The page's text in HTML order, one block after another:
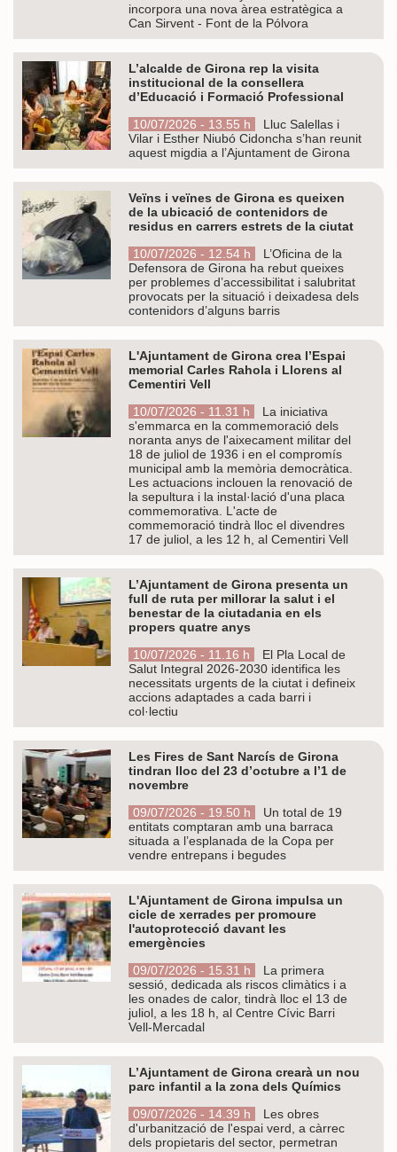
incorpora una nova àrea estratègica a
Can Sirvent - Font de la Pólvora
L’alcalde de Girona rep la visita
institucional de la consellera
d’Educació i Formació Professional
10/07/2026 - 13.55 h
Lluc Salellas i
Vilar i Esther Niubó Cidoncha s’han reunit
aquest migdia a l’Ajuntament de Girona
Veïns i veïnes de Girona es queixen
de la ubicació de contenidors de
residus en carrers estrets de la ciutat
10/07/2026 - 12.54 h
L’Oficina de la
Defensora de Girona ha rebut queixes
per problemes d’accessibilitat i salubritat
provocats per la situació i deixadesa dels
contenidors d’alguns barris
L'Ajuntament de Girona crea l’Espai
memorial Carles Rahola i Llorens al
Cementiri Vell
10/07/2026 - 11.31 h
La iniciativa
s'emmarca en la commemoració dels
noranta anys de l'aixecament militar del
18 de juliol de 1936 i en el compromís
municipal amb la memòria democràtica.
Les actuacions inclouen la renovació de
la sepultura i la instal·lació d'una placa
commemorativa. L'acte de
commemoració tindrà lloc el divendres
17 de juliol, a les 12 h, al Cementiri Vell
L’Ajuntament de Girona presenta un
full de ruta per millorar la salut i el
benestar de la ciutadania en els
propers quatre anys
10/07/2026 - 11.16 h
El Pla Local de
Salut Integral 2026-2030 identifica les
necessitats urgents de la ciutat i defineix
accions adaptades a cada barri i
col·lectiu
Les Fires de Sant Narcís de Girona
tindran lloc del 23 d’octubre a l’1 de
novembre
09/07/2026 - 19.50 h
Un total de 19
entitats comptaran amb una barraca
situada a l’esplanada de la Copa per
vendre entrepans i begudes
L'Ajuntament de Girona impulsa un
cicle de xerrades per promoure
l'autoprotecció davant les
emergències
09/07/2026 - 15.31 h
La primera
sessió, dedicada als riscos climàtics i a
les onades de calor, tindrà lloc el 13 de
juliol, a les 18 h, al Centre Cívic Barri
Vell-Mercadal
L’Ajuntament de Girona crearà un nou
parc infantil a la zona dels Químics
09/07/2026 - 14.39 h
Les obres
d'urbanització de l'espai verd, a càrrec
dels propietaris del sector, permetran